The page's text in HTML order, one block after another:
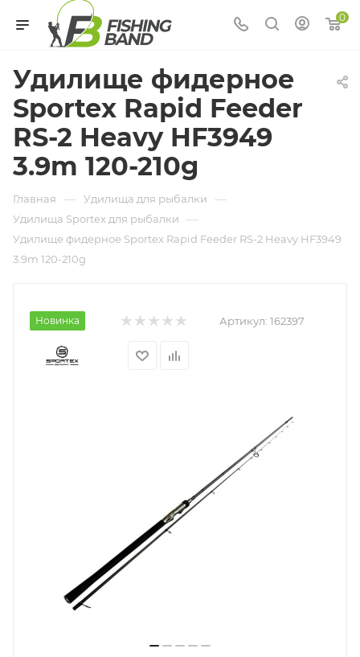
0
Удилище фидерное
Sportex Rapid Feeder
RS-2 Heavy HF3949
3.9m 120-210g
Главная — Удилища для рыбалки —
Удилища Sportex для рыбалки —
Удилище фидерное Sportex Rapid Feeder RS-2 Heavy HF3949
3.9m 120-210g
Новинка Артикул: 162397